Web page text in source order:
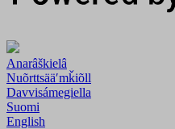
Anarâškielâ
Nuõrttsääʹmǩiõll
Davvisámegiella
Suomi
English